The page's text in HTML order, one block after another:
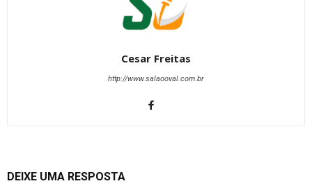
Cesar Freitas
http://www.salaooval.com.br
DEIXE UMA RESPOSTA